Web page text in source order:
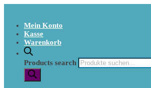
Mein Konto
Kasse
Warenkorb
Products search